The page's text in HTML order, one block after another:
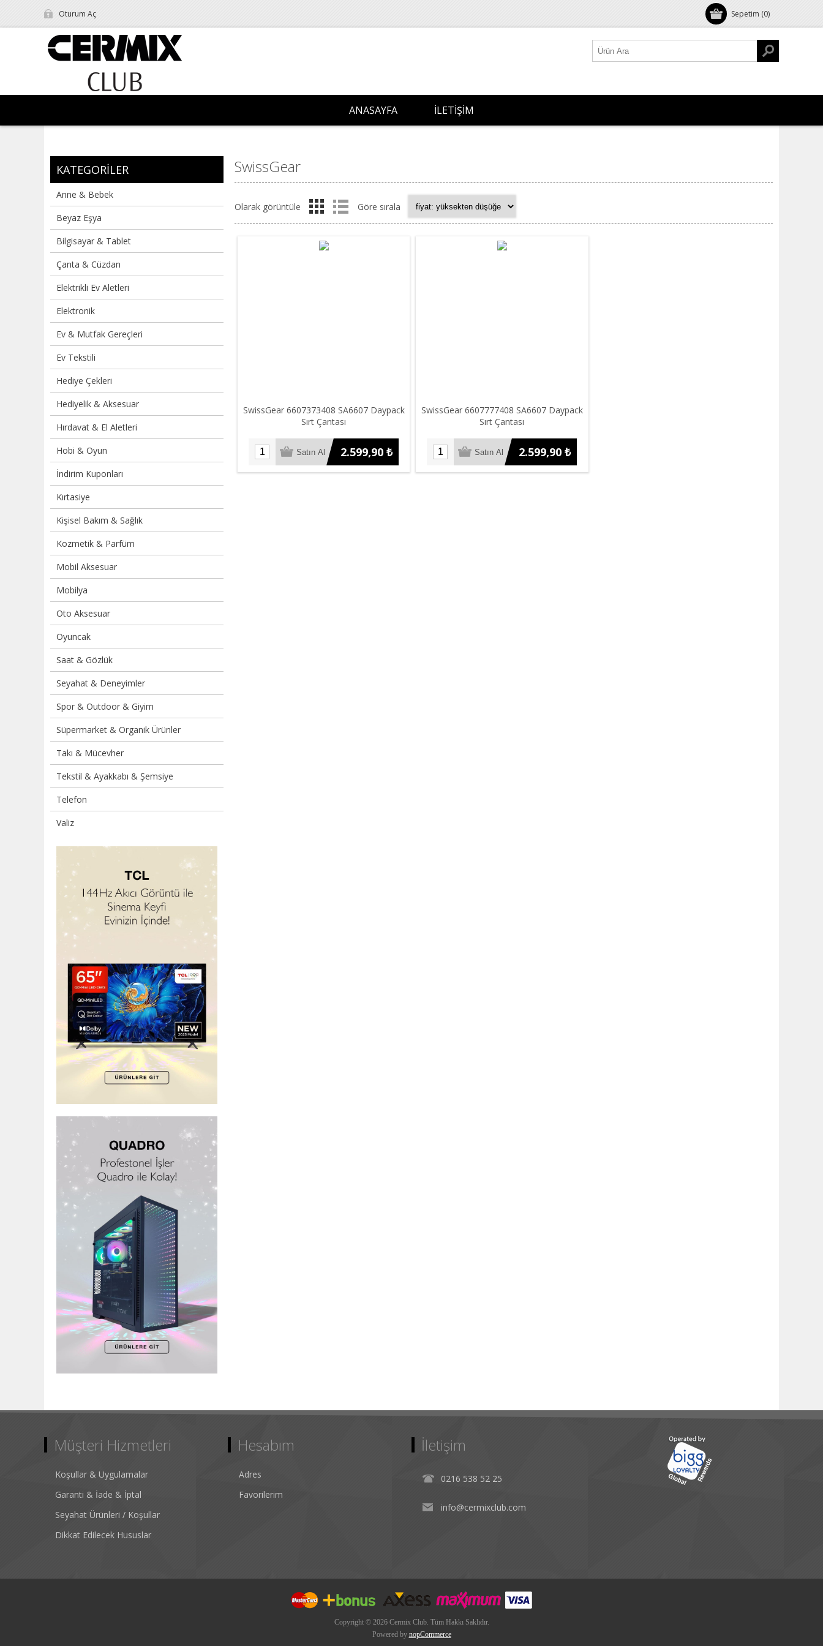
Sepetim (0)
Oturum Aç
ANASAYFA İLETIŞIM
KATEGORILER
Anne & Bebek
Beyaz Eşya
Bilgisayar & Tablet
Çanta & Cüzdan
Elektrikli Ev Aletleri
Elektronik
Ev & Mutfak Gereçleri
Ev Tekstili
Hediye Çekleri
Hediyelik & Aksesuar
Hırdavat & El Aletleri
Hobi & Oyun
İndirim Kuponları
Kırtasiye
Kişisel Bakım & Sağlık
Kozmetik & Parfüm
Mobil Aksesuar
Mobilya
Oto Aksesuar
Oyuncak
Saat & Gözlük
Seyahat & Deneyimler
Spor & Outdoor & Giyim
Süpermarket & Organik Ürünler
Takı & Mücevher
Tekstil & Ayakkabı & Şemsiye
Telefon
Valiz
SwissGear
Olarak görüntüle Göre sırala
SwissGear 6607373408 SA6607 Daypack
Sırt Çantası
2.599,90 ₺
SwissGear 6607777408 SA6607 Daypack
Sırt Çantası
2.599,90 ₺
Müşteri Hizmetleri
Koşullar & Uygulamalar
Garanti & İade & İptal
Seyahat Ürünleri / Koşullar
Dikkat Edilecek Hususlar
Hesabım
Adres
Favorilerim
İletişim
0216 538 52 25
info@cermixclub.com
Copyright © 2026 Cermix Club. Tüm Hakkı Saklıdır.
Powered by nopCommerce